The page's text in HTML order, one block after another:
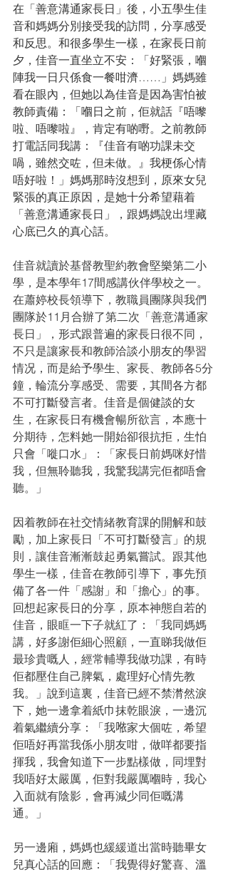
在「善意溝通家長日」後，小五學生佳
音和媽媽分別接受我的訪問，分享感受
和反思。和很多學生一樣，在家長日前
夕，佳音一直坐立不安：「好緊張，嗰
陣我一日只係食一餐咁濟……」媽媽雖
看在眼內，但她以為佳音是因為害怕被
教師責備：「嗰日之前，佢就話『唔嚟
啦、唔嚟啦』，肯定有啲嘢。之前教師
打電話同我講：『佳音有啲功課未交
喎，雖然交咗，但未做。』我梗係心情
唔好啦！」媽媽那時沒想到，原來女兒
緊張的真正原因，是她十分希望藉着
「善意溝通家長日」，跟媽媽說出埋藏
心底已久的真心話。
佳音就讀於基督教聖約教會堅樂第二小
學，是本學年17間感講伙伴學校之一。
在蕭婷校長領導下，教職員團隊與我們
團隊於11月合辦了第二次「善意溝通家
長日」，形式跟普遍的家長日很不同，
不只是讓家長和教師洽談小朋友的學習
情况，而是給予學生、家長、教師各5分
鐘，輪流分享感受、需要，其間各方都
不可打斷發言者。佳音是個健談的女
生，在家長日有機會暢所欲言，本應十
分期待，怎料她一開始卻很抗拒，生怕
只會「嘥口水」：「家長日前媽咪好惜
我，但無聆聽我，我驚我講完佢都唔會
聽。」
因着教師在社交情緒教育課的開解和鼓
勵，加上家長日「不可打斷發言」的規
則，讓佳音漸漸鼓起勇氣嘗試。跟其他
學生一樣，佳音在教師引導下，事先預
備了各一件「感謝」和「擔心」的事。
回想起家長日的分享，原本神態自若的
佳音，眼眶一下子就紅了：「我同媽媽
講，好多謝佢細心照顧，一直睇我做佢
最珍貴嘅人，經常輔導我做功課，有時
佢都壓住自己脾氣，處理好心情先教
我。」說到這裏，佳音已經不禁潸然淚
下，她一邊拿着紙巾抹乾眼淚，一邊沉
着氣繼續分享：「我𠵱家大個咗，希望
佢唔好再當我係小朋友咁，做咩都要指
揮我，我會知道下一步點樣做，同埋對
我唔好太嚴厲，佢對我嚴厲嗰時，我心
入面就有陰影，會再減少同佢嘅溝
通。」
另一邊廂，媽媽也緩緩道出當時聽畢女
兒真心話的回應：「我覺得好驚喜、溫